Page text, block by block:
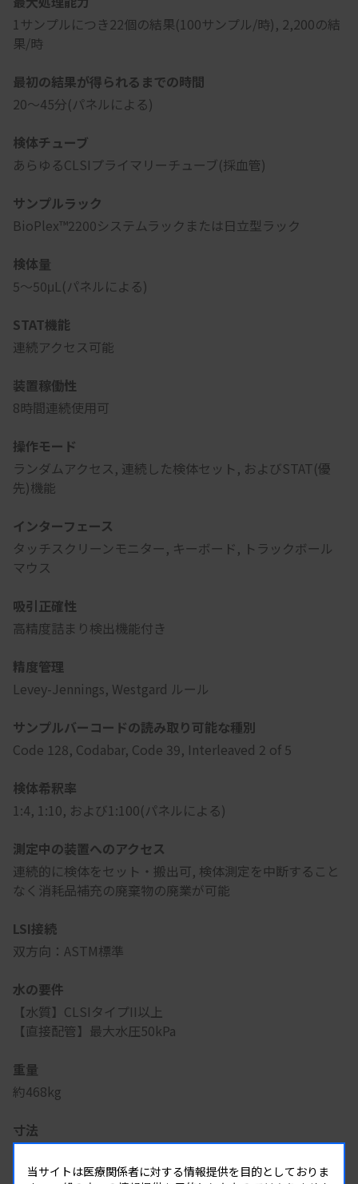
1サンプルにつき22個の結果(100サンプル/時), 2,200の結
果/時
最初の結果が得られるまでの時間
20～45分(パネルによる)
検体チューブ
あらゆるCLSIプライマリーチューブ(採血管)
サンプルラック
BioPlex™2200システムラックまたは日立型ラック
検体量
5～50μL(パネルによる)
STAT機能
連続アクセス可能
装置稼働性
8時間連続使用可
操作モード
ランダムアクセス, 連続した検体セット, およびSTAT(優
先)機能
インターフェース
タッチスクリーンモニター, キーボード, トラックボール
マウス
吸引正確性
高精度詰まり検出機能付き
精度管理
Levey-Jennings, Westgard ルール
サンプルバーコードの読み取り可能な種別
Code 128, Codabar, Code 39, Interleaved 2 of 5
検体希釈率
1:4, 1:10, および1:100(パネルによる)
測定中の装置へのアクセス
連続的に検体をセット・搬出可, 検体測定を中断すること
なく消耗品補充の廃棄物の廃業が可能
LSI接続
双方向：ASTM標準
水の要件
【水質】CLSIタイプII以上
【直接配管】最大水圧50kPa
重量
約468kg
寸法
【設置場所の要件】操作のスペースとして 後方0.2m, 左側
当サイトは医療関係者に対する情報提供を目的としておりま